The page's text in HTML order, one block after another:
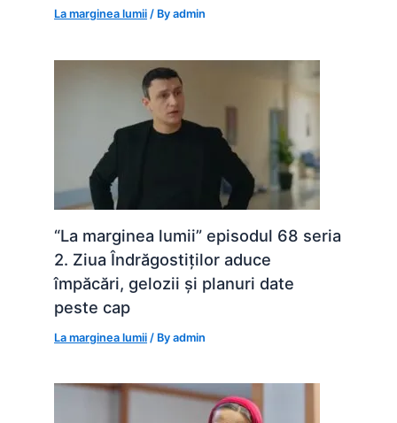
La marginea lumii / Byadmin
“La marginea lumii” episodul 68 seria
2. Ziua Îndrăgostiților aduce
împăcări, gelozii și planuri date
peste cap
La marginea lumii / Byadmin